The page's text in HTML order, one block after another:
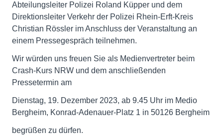
Abteilungsleiter Polizei Roland Küpper und dem
Direktionsleiter Verkehr der Polizei Rhein-Erft-Kreis
Christian Rössler im Anschluss der Veranstaltung an
einem Pressegespräch teilnehmen.
Wir würden uns freuen Sie als Medienvertreter beim
Crash-Kurs NRW und dem anschließenden
Pressetermin am
Dienstag, 19. Dezember 2023, ab 9.45 Uhr im Medio
Bergheim, Konrad-Adenauer-Platz 1 in 50126 Bergheim
begrüßen zu dürfen.